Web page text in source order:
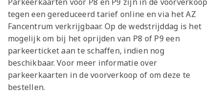
Parkeerkaarten voor P8 en P9 zijn in de voorverkoop
tegen een gereduceerd tarief online en via het AZ
Fancentrum verkrijgbaar. Op de wedstrijddag is het
mogelijk om bij het oprijden van P8 of P9 een
parkeerticket aan te schaffen, indien nog
beschikbaar. Voor meer informatie over
parkeerkaarten in de voorverkoop of om deze te
bestellen.